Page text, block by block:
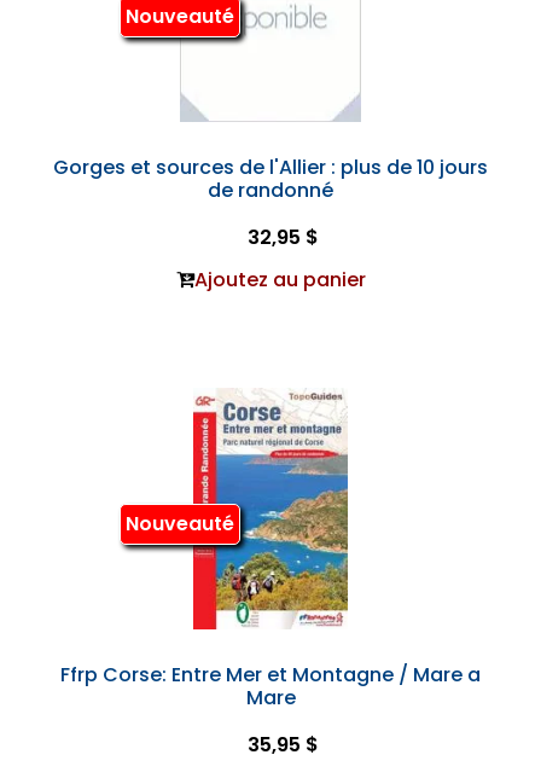
Nouveauté
Gorges et sources de l'Allier : plus de 10 jours
de randonné
32,95 $
Ajoutez au panier
Nouveauté
Ffrp Corse: Entre Mer et Montagne / Mare a
Mare
35,95 $